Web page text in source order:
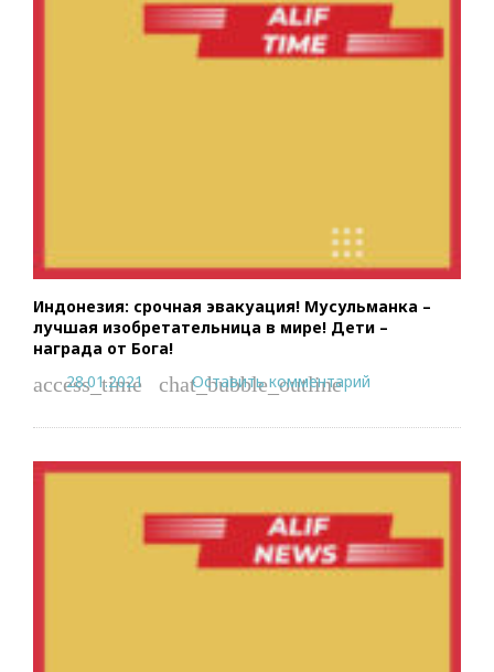
Индонезия: срочная эвакуация! Мусульманка –
лучшая изобретательница в мире! Дети –
награда от Бога!
access_time
28.01.2021 chat_bubble_outline
Оставить комментарий